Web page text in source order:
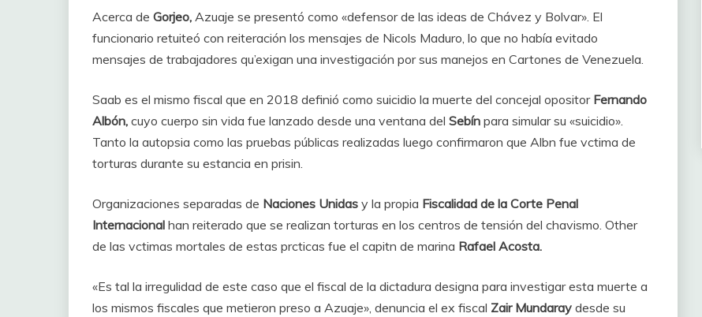
Acerca de Gorjeo, Azuaje se presentó como «defensor de las ideas de Chávez y Bolvar». El
funcionario retuiteó con reiteración los mensajes de Nicols Maduro, lo que no había evitado
mensajes de trabajadores qu’exigan una investigación por sus manejos en Cartones de Venezuela.
Saab es el mismo fiscal que en 2018 definió como suicidio la muerte del concejal opositor Fernando
Albón, cuyo cuerpo sin vida fue lanzado desde una ventana del Sebín para simular su «suicidio».
Tanto la autopsia como las pruebas públicas realizadas luego confirmaron que Albn fue vctima de
torturas durante su estancia en prisin.
Organizaciones separadas de Naciones Unidas y la propia Fiscalidad de la Corte Penal
Internacional han reiterado que se realizan torturas en los centros de tensión del chavismo. Other
de las vctimas mortales de estas prcticas fue el capitn de marina Rafael Acosta.
«Es tal la irregulidad de este caso que el fiscal de la dictadura designa para investigar esta muerte a
los mismos fiscales que metieron preso a Azuaje», denuncia el ex fiscal Zair Mundaray desde su